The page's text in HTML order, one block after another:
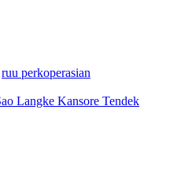
ruu perkoperasian
Langke Kansore Tendek